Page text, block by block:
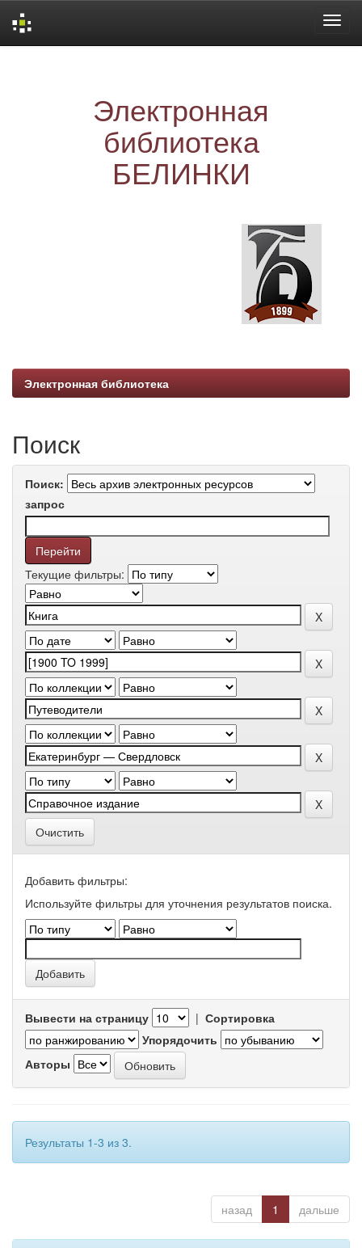
Электронная
библиотека
БЕЛИНКИ
Электронная библиотека
Поиск
Поиск:
запрос
Текущие фильтры:
Очистить
Добавить фильтры:
Используйте фильтры для уточнения результатов поиска.
Вывести на страницу | Сортировка
Упорядочить
Авторы
Результаты 1-3 из 3.
назад 1 дальше